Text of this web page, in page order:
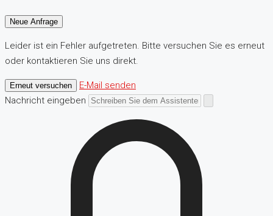
Neue Anfrage
Leider ist ein Fehler aufgetreten. Bitte versuchen Sie es erneut
oder kontaktieren Sie uns direkt.
Erneut versuchen
E-Mail senden
Nachricht eingeben